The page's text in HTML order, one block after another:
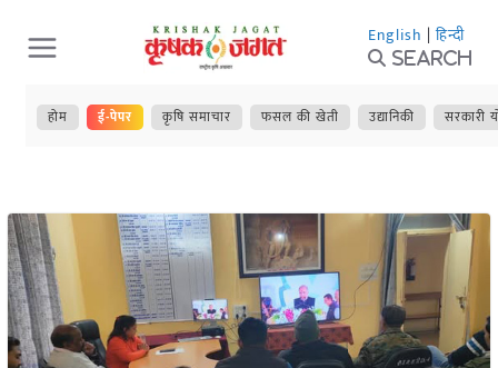
Skip
to
content
English | हिन्दी
Search
होम ई-पेपर कृषि समाचार फसल की खेती उद्यानिकी सरकारी